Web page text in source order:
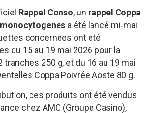
Rappel Conso, un rappel Coppa
a été lancé mi‑mai
concernées ont été
du 15 au 19 mai 2026 pour la
tranches 250 g, et du 16 au 19 mai
Coppa Poivrée Aoste 80 g.
ces produits ont été vendus
chez AMC (Groupe Casino),